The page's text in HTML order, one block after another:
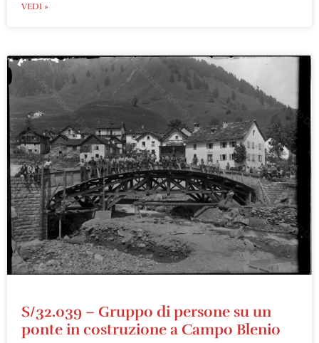
VEDI »
S/32.039 – Gruppo di persone su un
ponte in costruzione a Campo Blenio